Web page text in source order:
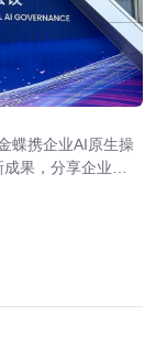
蝶携企业AI原生操
果，分享企业级AI